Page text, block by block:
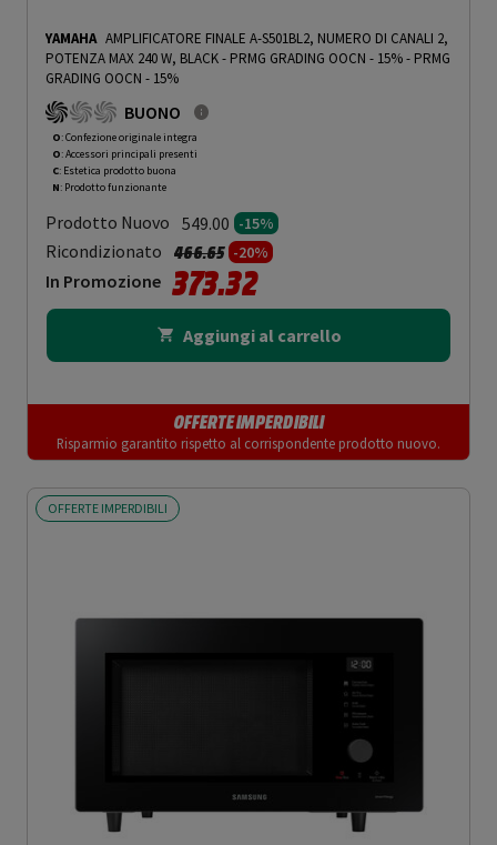
YAMAHA AMPLIFICATORE FINALE A-S501BL2, NUMERO DI CANALI 2,
POTENZA MAX 240 W, BLACK - PRMG GRADING OOCN - 15%- PRMG
GRADING OOCN - 15%
BUONO
O: Confezione originale integra
O: Accessori principali presenti
C: Estetica prodotto buona
N: Prodotto funzionante
Prodotto Nuovo 549.00 -15%
Ricondizionato Prezzo ridotto da
466.65a-20%
In Promozione 373.32
Aggiungi al carrello
OFFERTE IMPERDIBILI
Risparmio garantito rispetto al corrispondente prodotto nuovo.
OFFERTE IMPERDIBILI